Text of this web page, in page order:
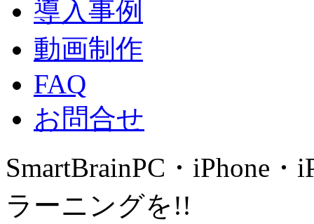
導入事例
動画制作
FAQ
お問合せ
SmartBrainPC・iPhone・
ラーニングを!!